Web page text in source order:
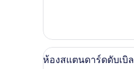
ห้อง
แฟ
มิ
เปิด
4
ห้องสแตนดาร์ดดับเบิล